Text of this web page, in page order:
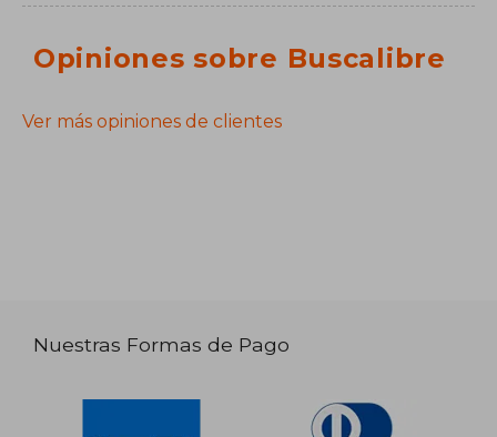
Opiniones sobre Buscalibre
Ver más opiniones de clientes
Nuestras Formas de Pago